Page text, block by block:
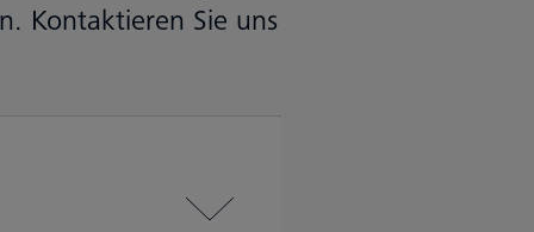
Kontaktieren Sie uns